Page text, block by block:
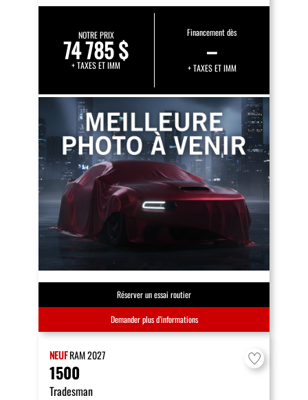
NOTRE PRIX
74 785 $
+ TAXES ET IMM
Financement dès
–
+ TAXES ET IMM
Réserver un essai routier
Demander plus d’informations
NEUFRAM2027
1500
Tradesman